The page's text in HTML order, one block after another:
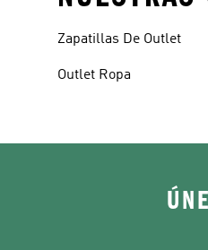
Zapatillas De Outlet
Outlet Ropa